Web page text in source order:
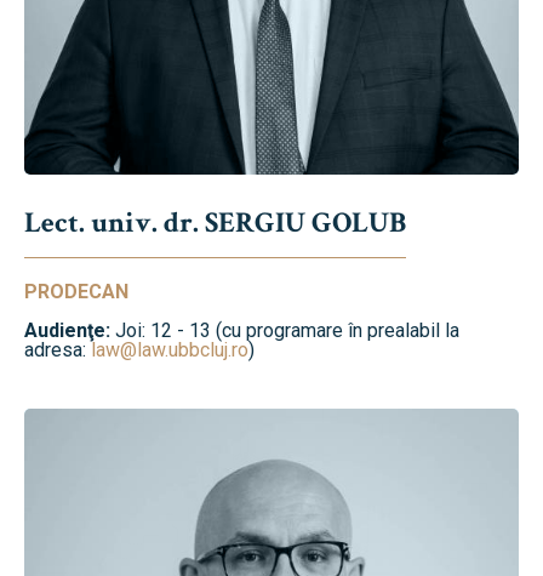
Lect. univ. dr. SERGIU GOLUB
PRODECAN
Audienţe: Joi: 12 - 13 (cu programare în prealabil la
adresa:law@law.ubbcluj.ro)